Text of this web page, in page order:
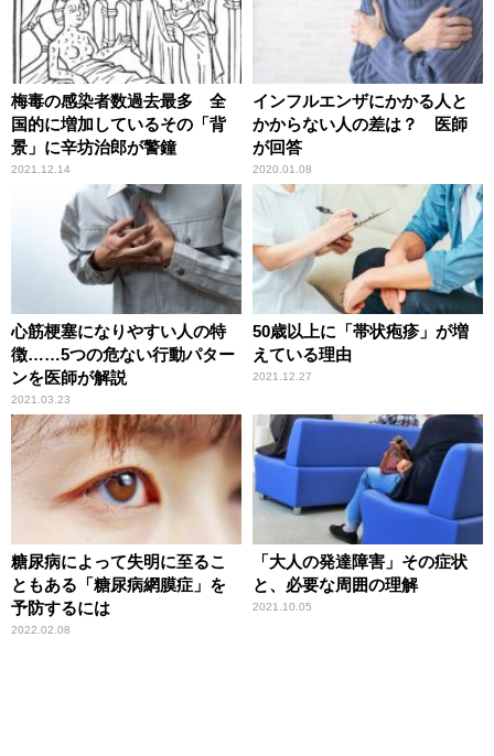
梅毒の感染者数過去最多 全
国的に増加しているその「背
景」に辛坊治郎が警鐘
2021.12.14
インフルエンザにかかる人と
かからない人の差は？ 医師
が回答
2020.01.08
心筋梗塞になりやすい人の特
徴……5つの危ない行動パター
ンを医師が解説
2021.03.23
50歳以上に「帯状疱疹」が増
えている理由
2021.12.27
糖尿病によって失明に至るこ
ともある「糖尿病網膜症」を
予防するには
2022.02.08
「大人の発達障害」その症状
と、必要な周囲の理解
2021.10.05